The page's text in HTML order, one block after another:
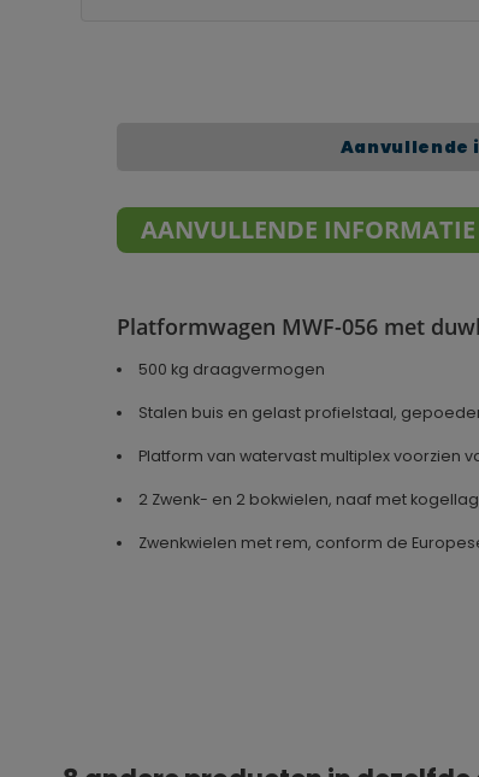
Aanvullende
AANVULLENDE INFORMATIE
Platformwagen MWF-056 met
500 kg draagvermogen
Stalen buis en gelast profielstaal,
Platform van watervast multiplex voorzien
2 Zwenk- en 2 bokwielen, naaf met
Zwenkwielen met rem, conform de